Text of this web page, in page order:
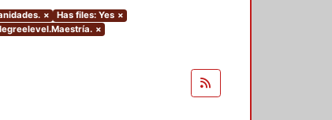
× Has files: Yes ×
×